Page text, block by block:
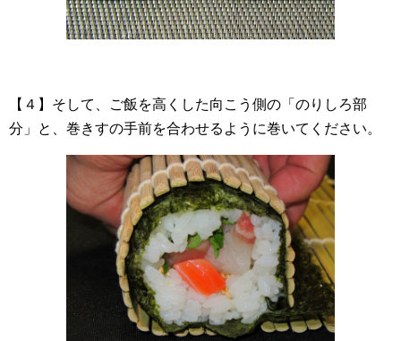
【４】そして、ご飯を高くした向こう側の「のりしろ部
分」と、巻きすの手前を合わせるように巻いてください。